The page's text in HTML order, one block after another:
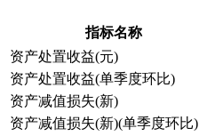
指标名称
资产处置收益(元)
资产处置收益(单季度环比)
资产减值损失(新)
资产减值损失(新)(单季度环比)